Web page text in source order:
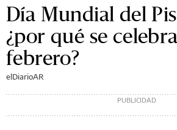
Día Mundial del
¿por qué se
febrero?
elDiarioAR